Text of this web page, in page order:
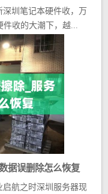
圳笔记本硬件收，万
件收的大潮下，越...
据误删除怎么恢复
航之时深圳服务器现